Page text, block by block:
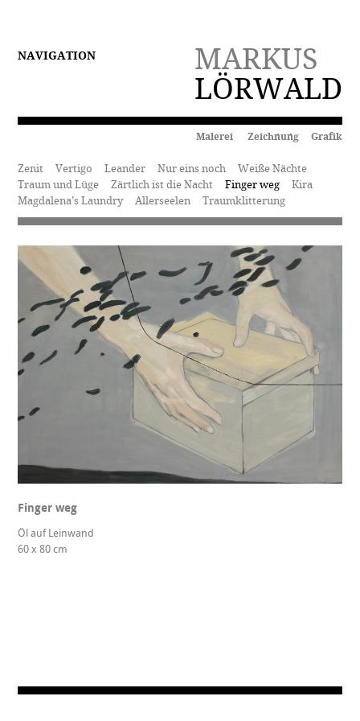
MARKUS
LÖRWALD
NAVIGATION
Malerei Zeichnung Grafik
Zenit Vertigo Leander Nur eins noch
Weiße Nächte
Traum und Lüge
Zärtlich ist die Nacht Finger weg
Kira
Magdalena’s Laundry
Allerseelen Traumklitterung
Finger weg
Öl auf Leinwand
60 x 80 cm